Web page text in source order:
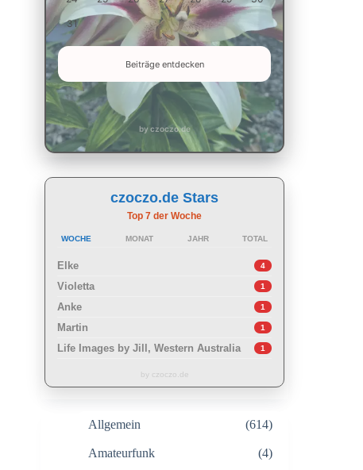
31
Beiträge entdecken
by czoczo.de
czoczo.de Stars
Top 7 der Woche
WOCHE MONAT JAHR TOTAL
Elke 4
Violetta 1
Anke 1
Martin 1
Life Images by Jill, Western Australia 1
by czoczo.de
Allgemein (614)
Amateurfunk (4)